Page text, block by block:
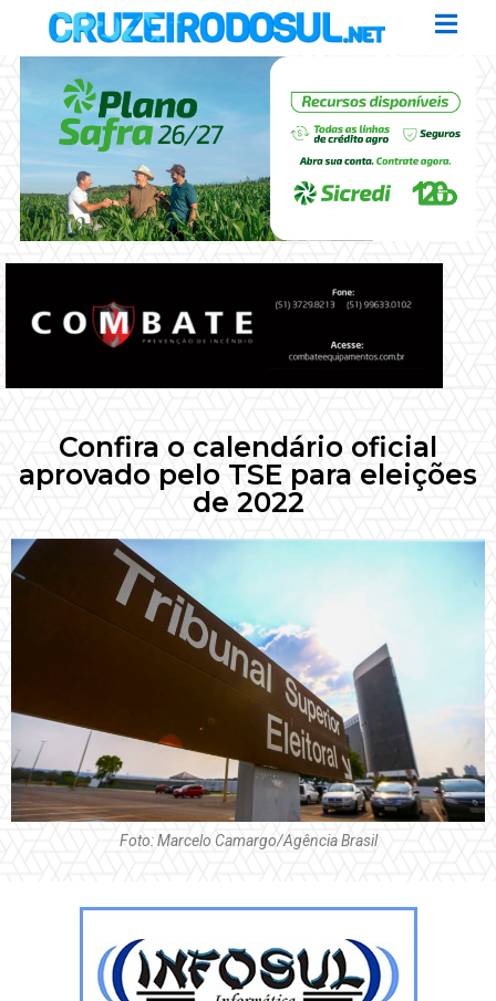
Confira o calendário oficial
aprovado pelo TSE para eleições
de 2022
Foto: Marcelo Camargo/Agência Brasil